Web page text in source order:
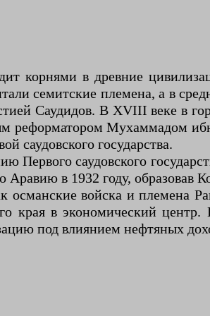
корнями в древние
семитские племена, а в
Саудидов. В XVIII веке в
реформатором Мухаммадом
саудовского государства.
Первого саудовского
Аравию в 1932 году, образовав
османские войска и племена
края в экономический
под влиянием нефтяных